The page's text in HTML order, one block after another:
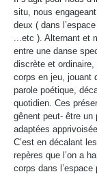
situ, nous
deux ( dans
...etc ). Alternant et
entre une danse
discrète et
corps en jeu, jouant
parole poétique,
quotidien. Ces
gênent peut- être
adaptées
C’est en décalant
repères que l’on a
corps dans